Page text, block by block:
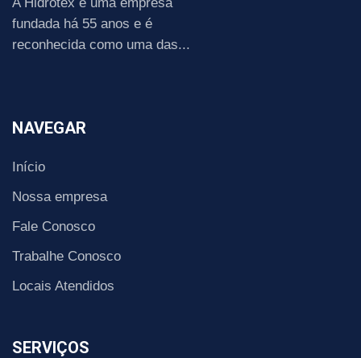
fundada há 55 anos e é
reconhecida como uma das...
NAVEGAR
Início
Nossa empresa
Fale Conosco
Trabalhe Conosco
Locais Atendidos
SERVIÇOS